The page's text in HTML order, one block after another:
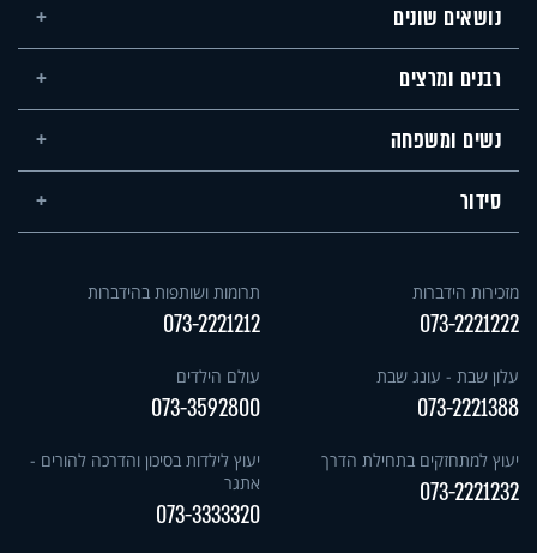
נושאים שונים
רבנים ומרצים
נשים ומשפחה
סידור
מזכירות הידברות
073-2221222
תרומות ושותפות בהידברות
073-2221212
עלון שבת - עונג שבת
073-2221388
עולם הילדים
073-3592800
יעוץ למתחזקים בתחילת הדרך
073-2221232
יעוץ לילדות בסיכון והדרכה להורים -
אתגר
073-3333320